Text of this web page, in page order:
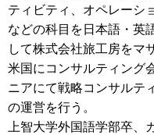
ティビティ、オペレーシ
などの科目を日本語・英
して株式会社旅工房をマ
米国にコンサルティング
ニアにて戦略コンサルテ
の運営を行う。
上智大学外国語学部卒、